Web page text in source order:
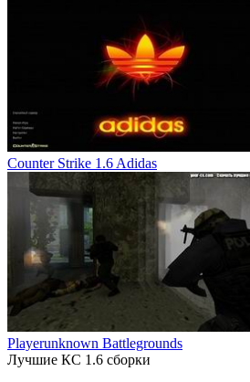
Counter Strike 1.6 Adidas
Playerunknown Battlegrounds
Лучшие КС 1.6 сборки